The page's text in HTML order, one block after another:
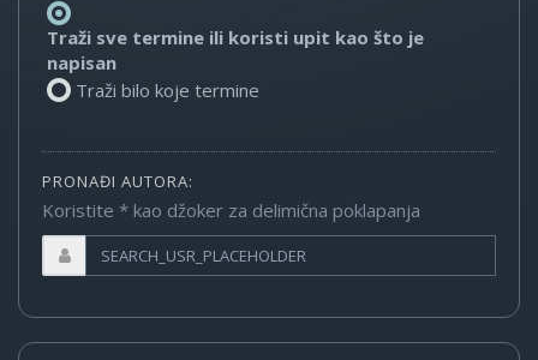
Traži sve termine ili koristi upit kao što je
napisan
Traži bilo koje termine
PRONAĐI AUTORA:
Koristite * kao džoker za delimična poklapanja